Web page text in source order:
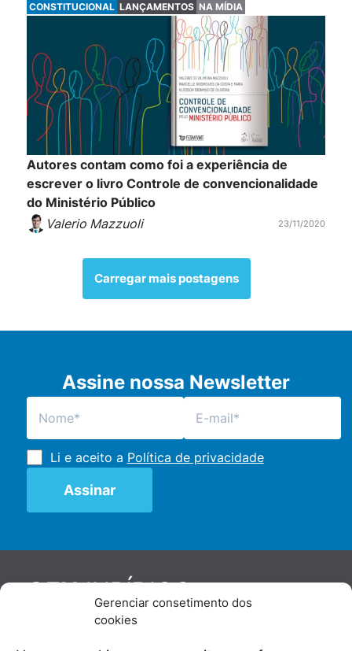
Gerenciar consetimento dos
cookies
CONSTITUCIONAL LANÇAMENTOS NA MÍDIA
Autores contam como foi a experiência de
escrever o livro Controle de convencionalidade
do Ministério Público
Valerio Mazzuoli
23/11/2020
Carregar mais postagens
Assine nossa Newsletter
Li e aceito a Política de privacidade
GENJURÍDICO
De maneira independente, os autores e